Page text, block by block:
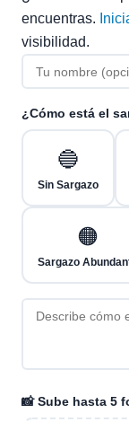
encuentras.
visibilidad.
¿Cómo está el
🔵
Sin Sargazo
🟠
Sargazo
📸 Sube hasta 5